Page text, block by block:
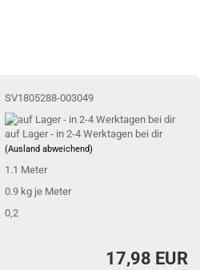
SV1805288-003049
auf Lager - in 2-4 Werktagen bei dir
(Ausland abweichend)
1.1 Meter
0.9 kg je Meter
0,2
17,98 EUR